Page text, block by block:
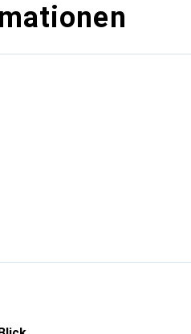
über Nickel
Bronze